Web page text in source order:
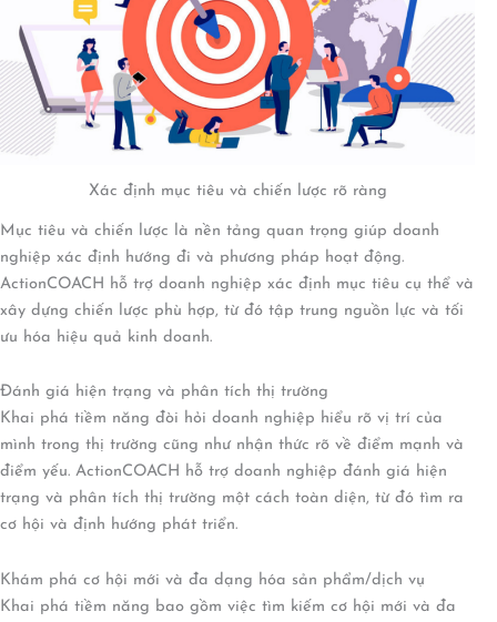
Xác định mục tiêu và chiến lược rõ ràng
Mục tiêu và chiến lược là nền tảng quan trọng giúp doanh
nghiệp xác định hướng đi và phương pháp hoạt động.
ActionCOACH hỗ trợ doanh nghiệp xác định mục tiêu cụ thể và
xây dựng chiến lược phù hợp, từ đó tập trung nguồn lực và tối
ưu hóa hiệu quả kinh doanh.
Đánh giá hiện trạng và phân tích thị trường
Khai phá tiềm năng đòi hỏi doanh nghiệp hiểu rõ vị trí của
mình trong thị trường cũng như nhận thức rõ về điểm mạnh và
điểm yếu. ActionCOACH hỗ trợ doanh nghiệp đánh giá hiện
trạng và phân tích thị trường một cách toàn diện, từ đó tìm ra
cơ hội và định hướng phát triển.
Khám phá cơ hội mới và đa dạng hóa sản phẩm/dịch vụ
Khai phá tiềm năng bao gồm việc tìm kiếm cơ hội mới và đa